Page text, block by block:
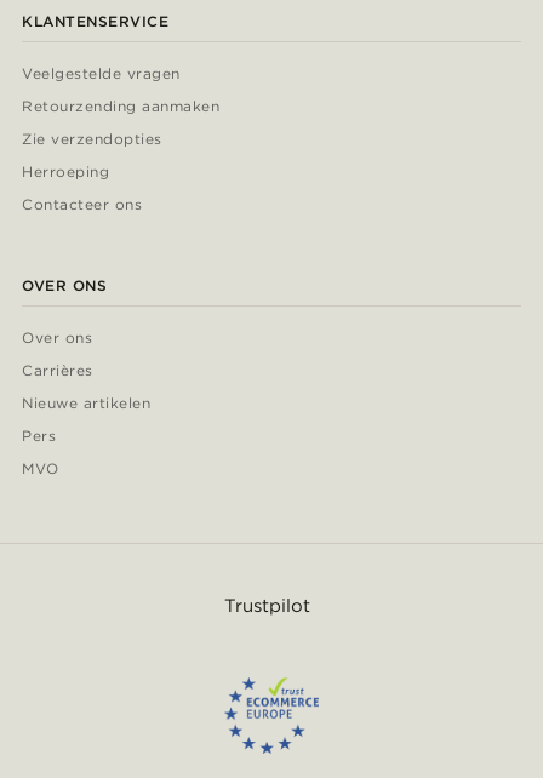
KLANTENSERVICE
Veelgestelde vragen
Retourzending aanmaken
Zie verzendopties
Herroeping
Contacteer ons
OVER ONS
Over ons
Carrières
Nieuwe artikelen
Pers
MVO
Trustpilot